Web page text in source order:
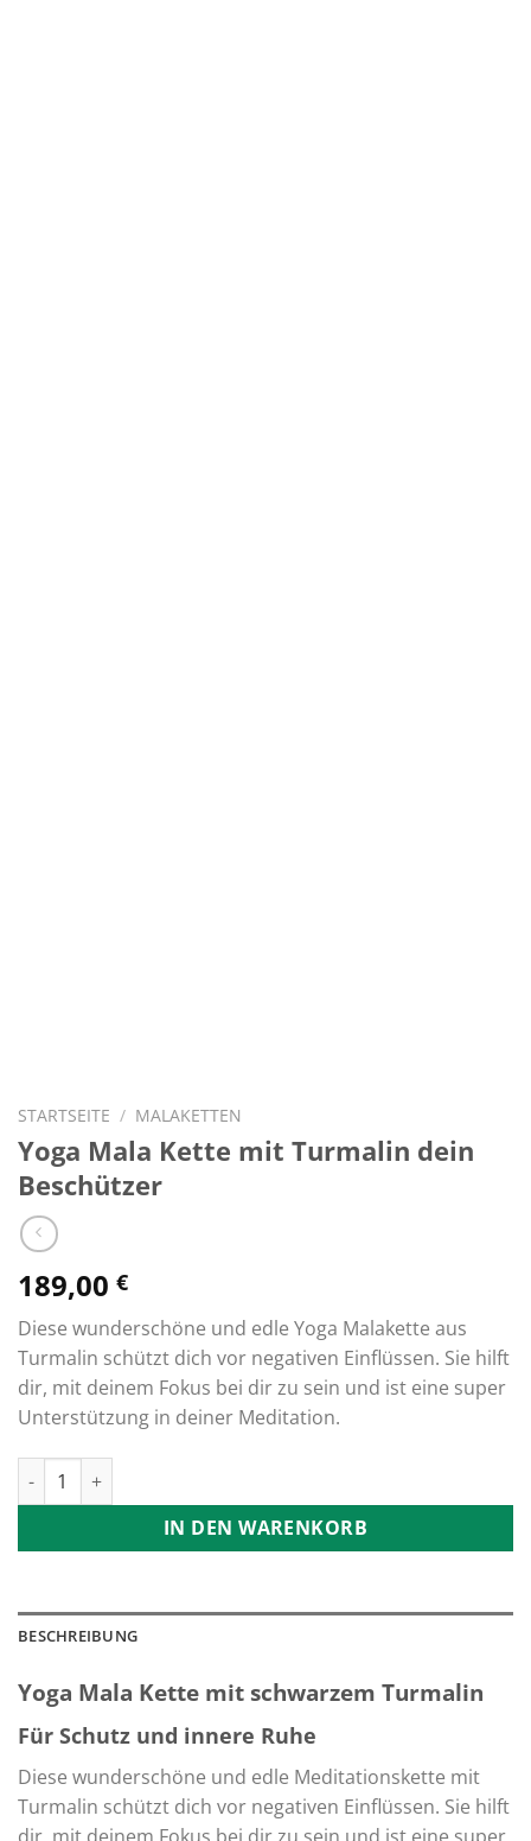
STARTSEITE / MALAKETTEN
Yoga Mala Kette mit Turmalin dein
Beschützer
189,00 €
Diese wunderschöne und edle Yoga Malakette aus
Turmalin schützt dich vor negativen Einflüssen. Sie hilft
dir, mit deinem Fokus bei dir zu sein und ist eine super
Unterstützung in deiner Meditation.
Yoga Mala Kette mit Turmalin dein Beschützer Menge
IN DEN WARENKORB
BESCHREIBUNG
Yoga Mala Kette mit schwarzem Turmalin
Für Schutz und innere Ruhe
Diese wunderschöne und edle Meditationskette mit
Turmalin schützt dich vor negativen Einflüssen. Sie hilft